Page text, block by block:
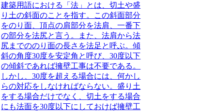
建築用語における「法」とは、切土や盛
り土の斜面のことを指す。この斜面部分
をのり面 、頂点の肩部分を法肩
、一番下
の部分を法尻と言う。また、法肩から法
尻までののり面の長さを法足 と呼ぶ。傾
斜の角度30度を安定角 と呼び、30度以下
の傾斜であれば擁壁工事は不要である。
しかし、30度を超える場合には、何かし
らの対応をしなければならない。盛り土
をする場合だけでなく、切土をする場合
にも法面を30度以下にしておけば擁壁工